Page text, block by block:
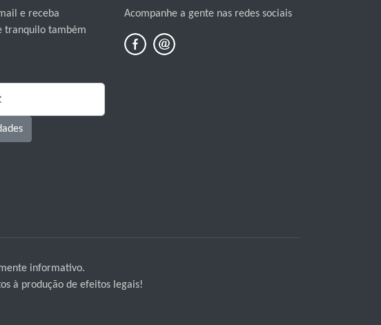
e receba
tranquilo também
Acompanhe a gente nas redes sociais
informativo.
à produção de efeitos legais!